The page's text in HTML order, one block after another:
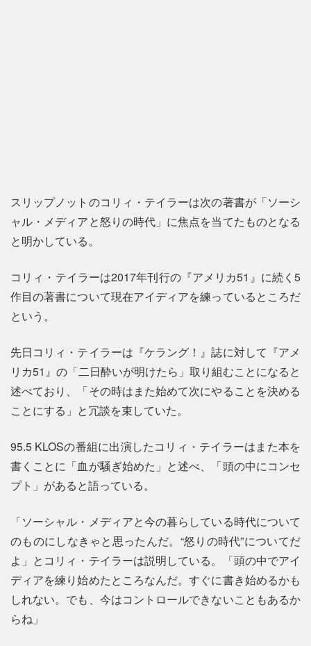
スリップノットのコリィ・テイラーは次の著書が「ソーシ
ャル・メディアと怒りの時代」に焦点を当てたものとなる
と明かしている。
コリィ・テイラーは2017年刊行の『アメリカ51』に続く5
作目の著書について現在アイディアを練っているところだ
という。
先日コリィ・テイラーは『ケラング！』誌に対して『アメ
リカ51』の「二日酔いが明けたら」取り組むことになると
述べており、「その時はまた始めて次にやることを決める
ことにする」と冗談を束していた。
95.5 KLOSの番組に出演したコリィ・テイラーはまた本を
書くことに「血が騒ぎ始めた」と述べ、「頭の中にコンセ
プト」があると語っている。
「ソーシャル・メディアと今の暮らしている時代について
のものにしなきゃと思ったんだ。“怒りの時代”についてだ
よ」とコリィ・テイラーは説明している。「頭の中でアイ
ディアを練り始めたところなんだ。すぐに書き始めるかも
しれない。でも、今はコントロールできないこともあるか
らね」